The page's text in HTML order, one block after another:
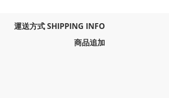
運送方式 SHIPPING INFO
商品追加